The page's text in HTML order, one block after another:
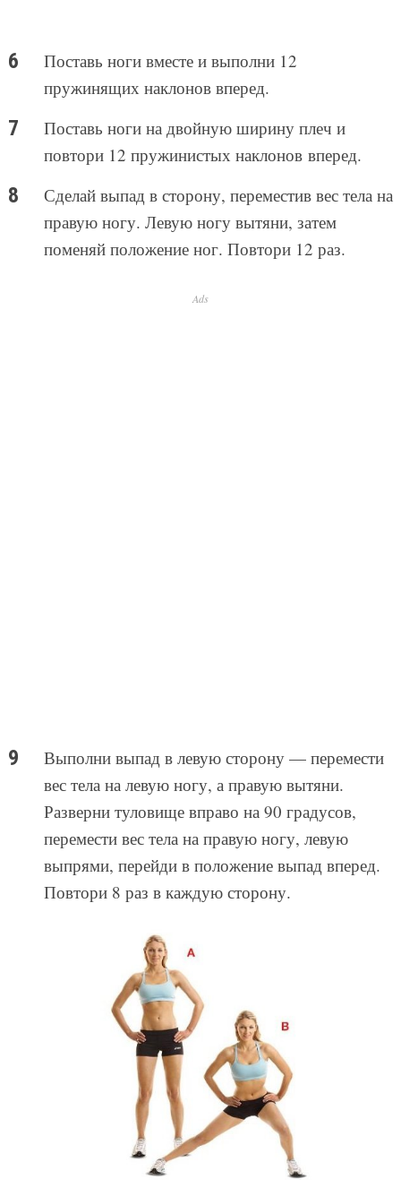
Поставь ноги вместе и выполни 12
пружинящих наклонов вперед.
Поставь ноги на двойную ширину плеч и
повтори 12 пружинистых наклонов вперед.
Сделай выпад в сторону, переместив вес тела на
правую ногу. Левую ногу вытяни, затем
поменяй положение ног. Повтори 12 раз.
Ads
Выполни выпад в левую сторону — перемести
вес тела на левую ногу, а правую вытяни.
Разверни туловище вправо на 90 градусов,
перемести вес тела на правую ногу, левую
выпрями, перейди в положение выпад вперед.
Повтори 8 раз в каждую сторону.